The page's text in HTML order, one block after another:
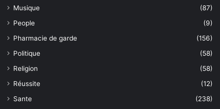
Musique
(87)
People
(9)
Pharmacie de garde
(156)
Politique
(58)
Religion
(58)
Réussite
(12)
Sante
(238)